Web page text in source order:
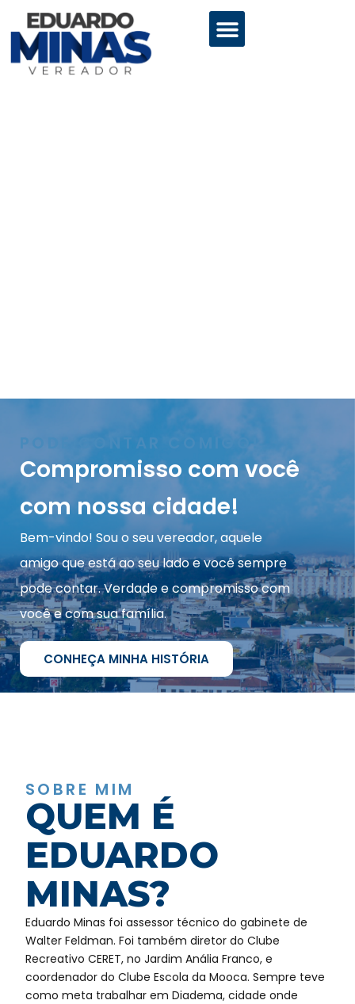
PODE CONTAR COMIGO!
Compromisso com você
com nossa cidade!
Bem-vindo! Sou o seu vereador, aquele
amigo que está ao seu lado e você sempre
pode contar. Verdade e compromisso com
você e com sua família.
CONHEÇA MINHA HISTÓRIA
SOBRE MIM
QUEM É
EDUARDO
MINAS?
Eduardo Minas foi assessor técnico do gabinete de
Walter Feldman. Foi também diretor do Clube
Recreativo CERET, no Jardim Anália Franco, e
coordenador do Clube Escola da Mooca. Sempre teve
como meta trabalhar em Diadema, cidade onde